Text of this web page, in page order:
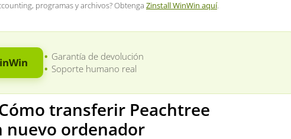
programas y archivos? Obtenga Zinstall WinWin aquí.
Garantía de devolución
Soporte humano real
transferir Peachtree
nuevo ordenador